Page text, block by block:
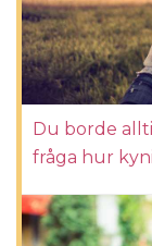
Du borde
fråga hur